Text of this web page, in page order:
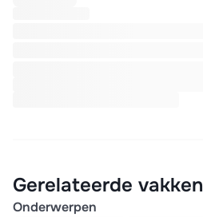
Gerelateerde vakken
Onderwerpen